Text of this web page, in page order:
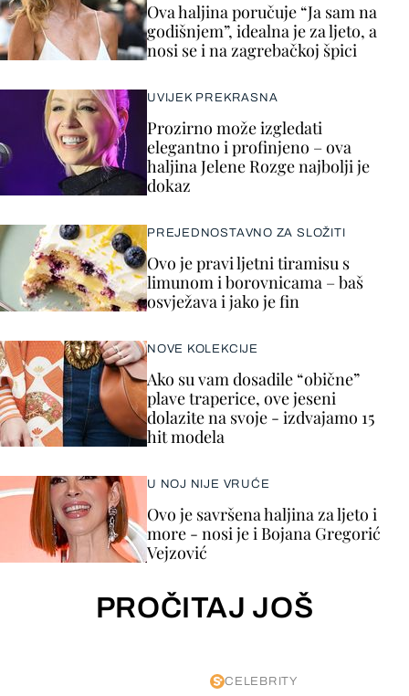
Ova haljina poručuje “Ja sam na
godišnjem”, idealna je za ljeto, a
nosi se i na zagrebačkoj špici
UVIJEK PREKRASNA
Prozirno može izgledati
elegantno i profinjeno – ova
haljina Jelene Rozge najbolji je
dokaz
PREJEDNOSTAVNO ZA SLOŽITI
Ovo je pravi ljetni tiramisu s
limunom i borovnicama – baš
osvježava i jako je fin
NOVE KOLEKCIJE
Ako su vam dosadile “obične”
plave traperice, ove jeseni
dolazite na svoje - izdvajamo 15
hit modela
U NOJ NIJE VRUĆE
Ovo je savršena haljina za ljeto i
more - nosi je i Bojana Gregorić
Vejzović
PROČITAJ JOŠ
CELEBRITY